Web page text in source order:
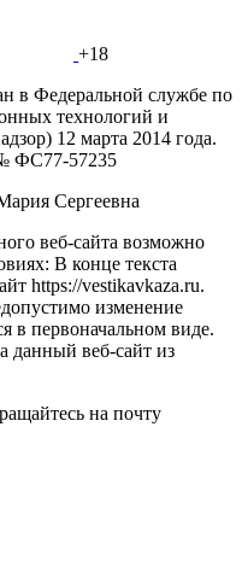
+18
в Федеральной службе по
технологий и
12 марта 2014 года.
ФС77-57235
Сергеевна
веб-сайта возможно
В конце текста
https://vestikavkaza.ru.
изменение
в первоначальном виде.
данный веб-сайт из
на почту